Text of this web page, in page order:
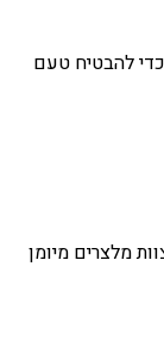
כדי להבטיח טעם
מלצרים מיומן